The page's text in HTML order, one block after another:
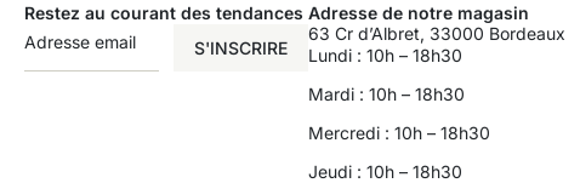
Restez au courant des tendances
S'INSCRIRE
Adresse de notre magasin
63 Cr d’Albret, 33000 Bordeaux
Lundi : 10h – 18h30
Mardi : 10h – 18h30
Mercredi : 10h – 18h30
Jeudi : 10h – 18h30